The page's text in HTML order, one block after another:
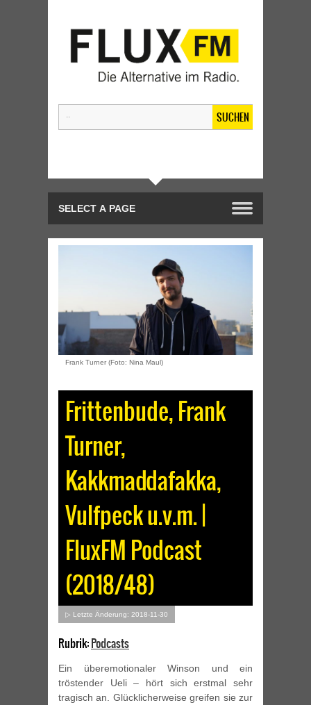
SUCHEN
Frank Turner (Foto: Nina Maul)
Frittenbude, Frank
Turner,
Kakkmaddafakka,
Vulfpeck u.v.m. |
FluxFM Podcast
(2018/48)
▷ Letzte Änderung: 2018-11-30
Rubrik:Podcasts
Ein überemotionaler Winson und ein
tröstender Ueli – hört sich erstmal sehr
tragisch an. Glücklicherweise greifen sie zur